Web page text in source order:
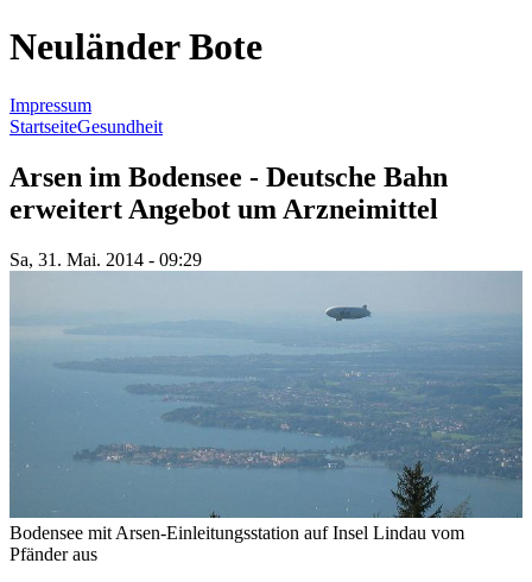
Neuländer Bote
Impressum
StartseiteGesundheit
Arsen im Bodensee - Deutsche Bahn
erweitert Angebot um Arzneimittel
Sa, 31. Mai. 2014 - 09:29
Bodensee mit Arsen-Einleitungsstation auf Insel Lindau vom
Pfänder aus